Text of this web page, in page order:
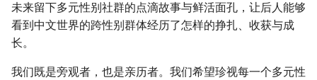
未来留下多元性别社群的点滴故事与鲜活面孔，让后人能够
看到中文世界的跨性别群体经历了怎样的挣扎、收获与成
长。
我们既是旁观者，也是亲历者。我们希望珍视每一个多元性